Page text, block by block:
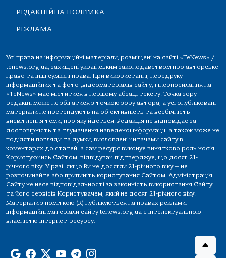
РЕДАКЦІЙНА ПОЛІТИКА
РЕКЛАМА
Усі права на інформаційні матеріали, розміщені на сайті «TeNews» /
tenews.org.ua, захищені українським законодавством про авторське
право та інші суміжні права. При використанні, передруку
інформаційних та фото-,відеоматеріалів сайту, гіперпосилання на
«TeNews» має міститися в першому абзаці тексту. Точка зору
редакції може не збігатися з точкою зору автора, а усі опубліковані
матеріали не претендують на об'єктивність та всебічність
висвітлення теми, про яку йдеться. Редакція не відповідає за
достовірність та тлумачення наведеної інформації, а також може не
поділяти погляди та думки, висловлені читачами сайту в
коментарях до статей, а сам ресурс виконує винятково роль носія.
Користуючись Сайтом, відвідувач підтверджує, що досяг 21-
річного віку. У разі, якщо Ви не досягли 21-річного віку — не
розпочинайте або припиніть користування Сайтом. Адміністрація
Сайту не несе відповідальності за законність використання Сайту
та його сервісів Користувачем, який не досяг 21-річного віку.
Матеріали з поміткою (R) публікуються на правах реклами.
Інформаційні матеріали сайту tenews.org.ua є інтелектуальною
власністю інтернет-ресурсу.